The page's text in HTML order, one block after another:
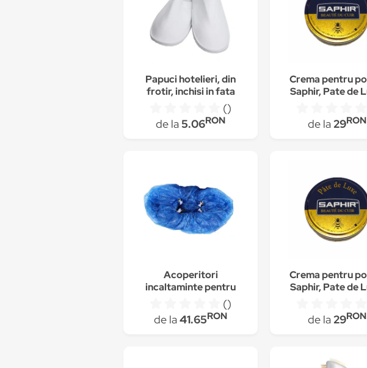
Papuci hotelieri, din
frotir, inchisi in fata
()
de la5.06RON
Crema pentru
Saphir, Pate de
Maro inchis 50
de la29RON
Acoperitori
incaltaminte pentru
dispenser - prindere in
''T'', 100 buc./set
()
de la41.65RON
Crema pentru
Saphir, Pate de
Maro deschis
de la29RON